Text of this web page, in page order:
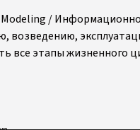
/
возведению,
все этапы жизненного